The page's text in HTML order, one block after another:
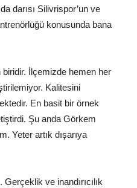
darısı Silivrispor’un ve
konusunda bana
İlçemizde hemen her
Kalitesini
En basit bir örnek
Şu anda Görkem
Yeter artık dışarıya
ve inandırıcılık